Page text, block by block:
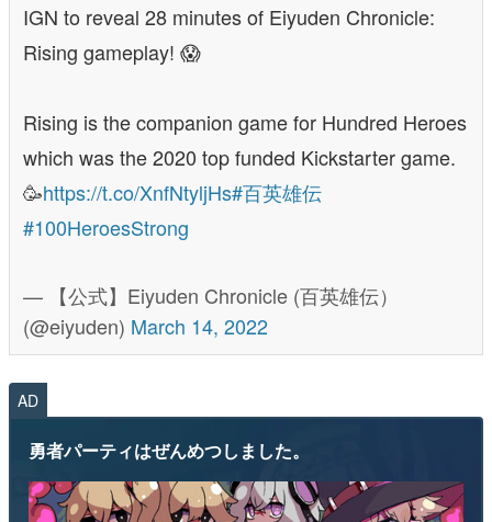
IGN to reveal 28 minutes of Eiyuden Chronicle:
Rising gameplay! 😱
Rising is the companion game for Hundred Heroes
which was the 2020 top funded Kickstarter game.
🥳https://t.co/XnfNtyljHs#百英雄伝
#100HeroesStrong
— 【公式】Eiyuden Chronicle (百英雄伝）
(@eiyuden) March 14, 2022
AD
勇者パーティはぜんめつしました。